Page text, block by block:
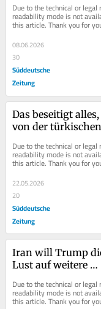
einem Grund
Due to the technical or legal
readability mode is not
this article. Thank you for
08.06.2026
30
Süddeutsche
Zeitung
Das beseitigt
von der türkischen
Due to the technical or legal
readability mode is not
this article. Thank you for
22.05.2026
20
Süddeutsche
Zeitung
Iran will Trump
Lust auf weitere
Due to the technical or legal
readability mode is not
this article. Thank you for